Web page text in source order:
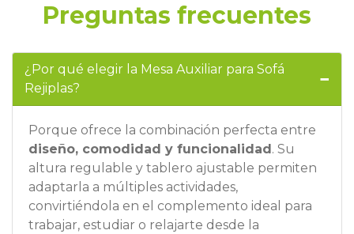
Preguntas frecuentes
¿Por qué elegir la Mesa Auxiliar para Sofá
Rejiplas?
Porque ofrece la combinación perfecta entre
diseño, comodidad y funcionalidad . Su
altura regulable y tablero ajustable permiten
adaptarla a múltiples actividades,
convirtiéndola en el complemento ideal para
trabajar, estudiar o relajarte desde la